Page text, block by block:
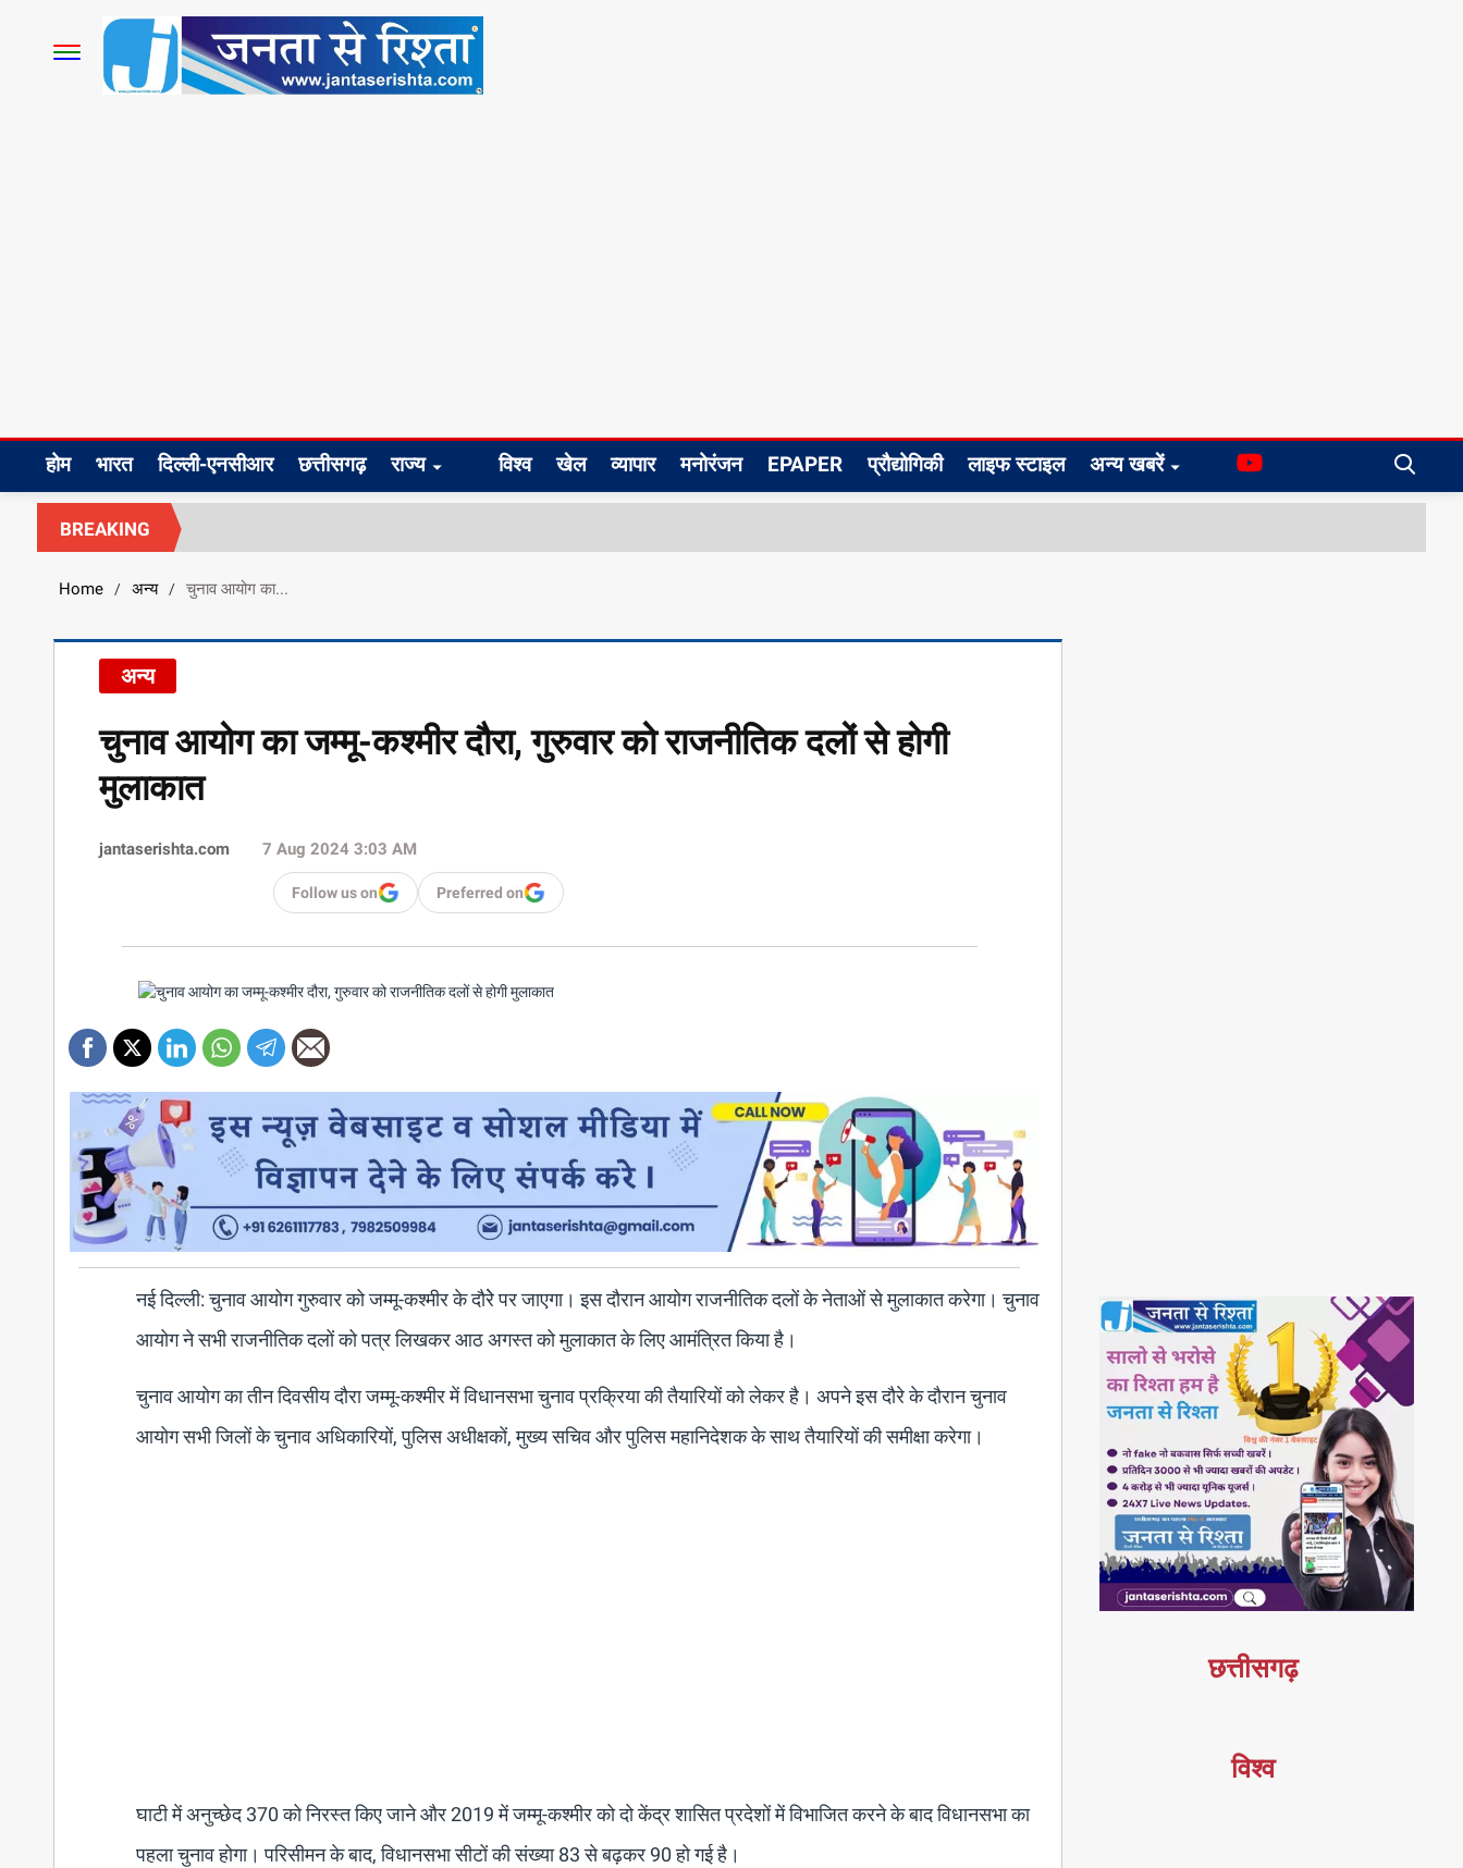
होम भारत दिल्ली-एनसीआर छत्तीसगढ़ राज्य विश्व खेल व्यापार मनोरंजन EPAPER प्रौद्योगिकी लाइफ स्टाइल अन्य खबरें
BREAKING
Home / अन्य / चुनाव आयोग का...
अन्य
चुनाव आयोग का जम्मू-कश्मीर दौरा, गुरुवार को राजनीतिक दलों से होगी
मुलाकात
jantaserishta.com 7 Aug 2024 3:03 AM
Follow us on Preferred on
नई दिल्ली: चुनाव आयोग गुरुवार को जम्मू-कश्मीर के दौरेे पर जाएगा। इस दौरान आयोग राजनीतिक दलों के नेताओं से मुलाकात करेगा। चुनाव
आयोग ने सभी राजनीतिक दलों को पत्र लिखकर आठ अगस्त को मुलाकात के लिए आमंत्रित किया है।
चुनाव आयोग का तीन दिवसीय दौरा जम्मू-कश्मीर में विधानसभा चुनाव प्रक्रिया की तैयारियों को लेकर है। अपने इस दौरे के दौरान चुनाव
आयोग सभी जिलों के चुनाव अधिकारियों, पुलिस अधीक्षकों, मुख्य सचिव और पुलिस महानिदेशक के साथ तैयारियों की समीक्षा करेगा।
घाटी में अनुच्छेद 370 को निरस्त किए जाने और 2019 में जम्मू-कश्मीर को दो केंद्र शासित प्रदेशों में विभाजित करने के बाद विधानसभा का
पहला चुनाव होगा। परिसीमन के बाद, विधानसभा सीटों की संख्या 83 से बढ़कर 90 हो गई है।
छत्तीसगढ़
विश्व